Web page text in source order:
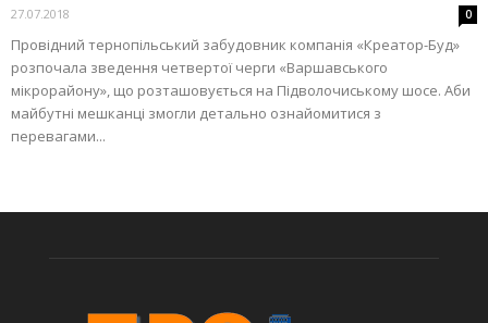
27.07.2018 0
Провідний тернопільський забудовник компанія «Креатор-Буд»
розпочала зведення четвертої черги «Варшавського
мікрорайону», що розташовується на Підволочиському шосе. Аби
майбутні мешканці змогли детально ознайомитися з
перевагами...